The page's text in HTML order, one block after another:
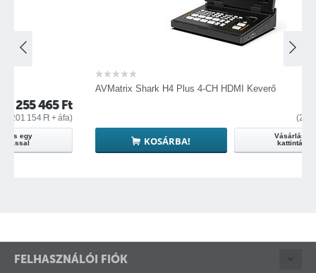
Ft
áfa)
AVMatrix Shark H4 Plus 4-CH HDMI Keverő
+ áfa)
KOSÁRBA!
FELHASZNÁLÓI FIÓK